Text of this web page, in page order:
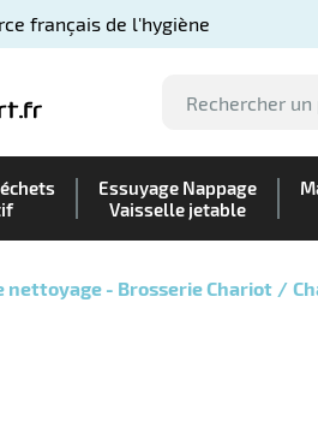
français de l'hygiène
Essuyage Nappage
Vaisselle jetable
nettoyage - Brosserie Chariot